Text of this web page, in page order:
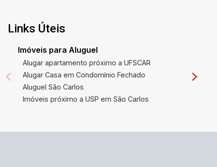
Links Úteis
Imóveis para Aluguel
Alugar apartamento próximo a UFSCAR
Alugar Casa em Condomínio Fechado
Aluguel São Carlos
Imóveis próximo a USP em São Carlos